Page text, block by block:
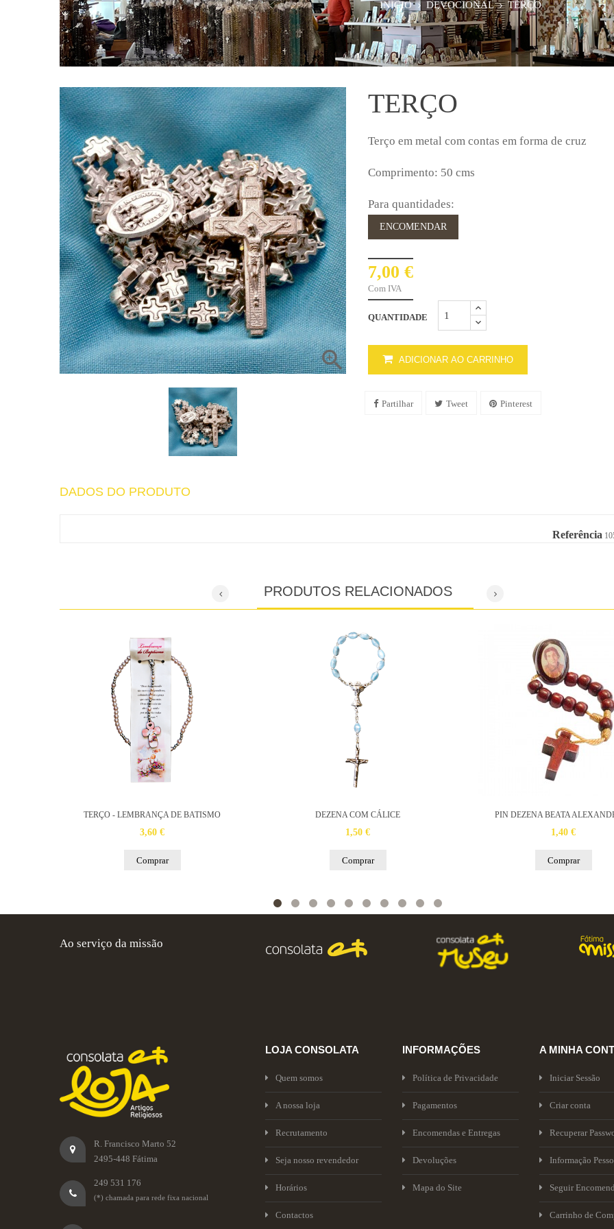
INÍCIO DEVOCIONAL TERÇO

TERÇO
Terço em metal com contas em forma de cruz
Comprimento: 50 cms
Para quantidades:
ENCOMENDAR
7,00 €
Com IVA
QUANTIDADE
ADICIONAR AO CARRINHO
Partilhar Tweet Pinterest
DADOS DO PRODUTO
Referência
PRODUTOS RELACIONADOS
TERÇO - LEMBRANÇA DE BATISMO
3,60 €
Comprar
DEZENA COM CÁLICE
1,50 €
Comprar
PIN DEZENA BEATA
1,40 €
Comprar
Ao serviço da missão
R. Francisco Marto 52
2495-448 Fátima
249 531 176
(*) chamada para rede fixa nacional
LOJA CONSOLATA
Quem somos
A nossa loja
Recrutamento
Seja nosso revendedor
Horários
Contactos
INFORMAÇÕES
Política de Privacidade
Pagamentos
Encomendas e Entregas
Devoluções
Mapa do Site
A MINHA
Iniciar Sessão
Criar conta
Recuperar
Informação
Seguir
Carrinho de